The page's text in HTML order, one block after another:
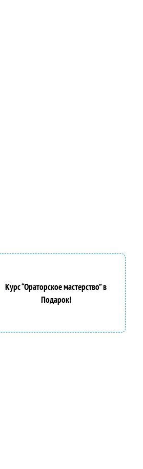
Курс “Ораторское мастерство” в
Подарок!